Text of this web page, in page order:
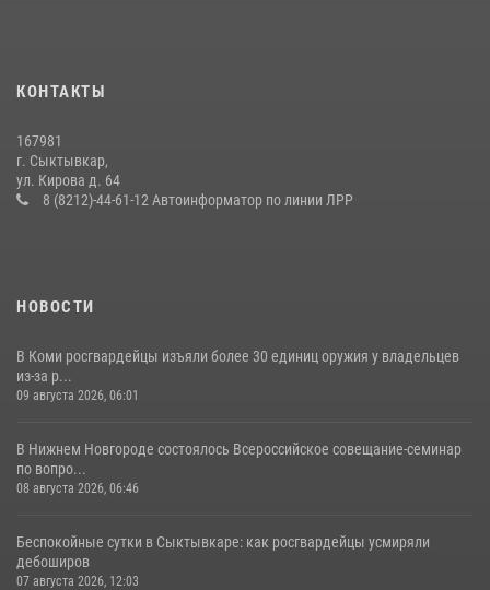
оружия
В Сыктывкаре росгвардейцы приняли участие в молебне в рамках
Дня Крещения Руси и Дня святого равноапостольного князя
КОНТАКТЫ
167981
г. Сыктывкар,
ул. Кирова д. 64
8 (8212)-44-61-12 Автоинформатор по линии ЛРР
НОВОСТИ
В Коми росгвардейцы изъяли более 30 единиц оружия у владельцев
из-за р...
09 августа 2026, 06:01
В Нижнем Новгороде состоялось Всероссийское совещание-семинар
по вопро...
08 августа 2026, 06:46
Беспокойные сутки в Сыктывкаре: как росгвардейцы усмиряли
дебоширов
07 августа 2026, 12:03